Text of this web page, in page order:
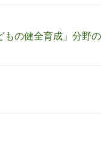
の健全育成」分野の